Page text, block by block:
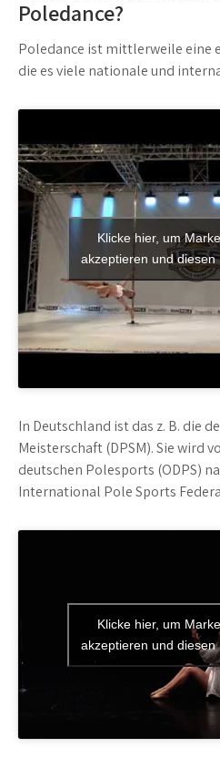
Poledance?
Poledance ist mittlerweile eine
die es viele nationale und
Klicke hier, um
akzeptieren und diesen
In Deutschland ist das z. B. die
Meisterschaft (DPSM). Sie wird
deutschen Polesports (ODPS)
International Pole Sports
Klicke hier, um
akzeptieren und diesen